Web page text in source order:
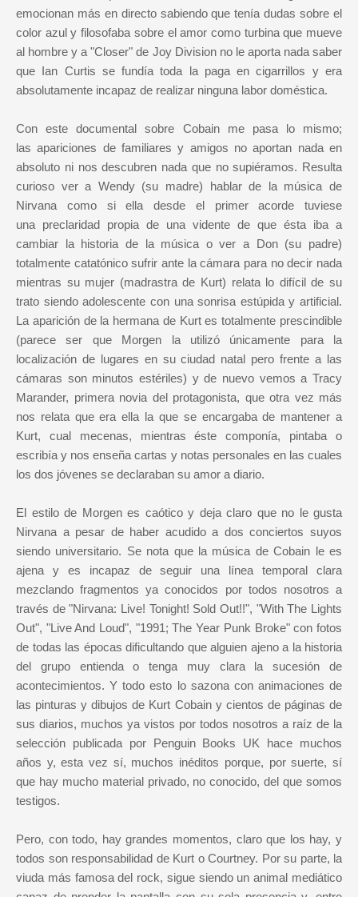
emocionan más en directo sabiendo que tenía dudas sobre el
color azul y filosofaba sobre el amor como turbina que mueve
al hombre y a "Closer" de Joy Division no le aporta nada saber
que Ian Curtis se fundía toda la paga en cigarrillos y era
absolutamente incapaz de realizar ninguna labor doméstica.
Con este documental sobre Cobain me pasa lo mismo;
las apariciones de familiares y amigos no aportan nada en
absoluto ni nos descubren nada que no supiéramos. Resulta
curioso ver a Wendy (su madre) hablar de la música de
Nirvana como si ella desde el primer acorde tuviese
una preclaridad propia de una vidente de que ésta iba a
cambiar la historia de la música o ver a Don (su padre)
totalmente catatónico sufrir ante la cámara para no decir nada
mientras su mujer (madrastra de Kurt) relata lo difícil de su
trato siendo adolescente con una sonrisa estúpida y artificial.
La aparición de la hermana de Kurt es totalmente prescindible
(parece ser que Morgen la utilizó únicamente para la
localización de lugares en su ciudad natal pero frente a las
cámaras son minutos estériles) y de nuevo vemos a Tracy
Marander, primera novia del protagonista, que otra vez más
nos relata que era ella la que se encargaba de mantener a
Kurt, cual mecenas, mientras éste componía, pintaba o
escribía y nos enseña cartas y notas personales en las cuales
los dos jóvenes se declaraban su amor a diario.
El estilo de Morgen es caótico y deja claro que no le gusta
Nirvana a pesar de haber acudido a dos conciertos suyos
siendo universitario. Se nota que la música de Cobain le es
ajena y es incapaz de seguir una línea temporal clara
mezclando fragmentos ya conocidos por todos nosotros a
través de "Nirvana: Live! Tonight! Sold Out!!", "With The Lights
Out", "Live And Loud", "1991; The Year Punk Broke" con fotos
de todas las épocas dificultando que alguien ajeno a la historia
del grupo entienda o tenga muy clara la sucesión de
acontecimientos. Y todo esto lo sazona con animaciones de
las pinturas y dibujos de Kurt Cobain y cientos de páginas de
sus diarios, muchos ya vistos por todos nosotros a raíz de la
selección publicada por Penguin Books UK hace muchos
años y, esta vez sí, muchos inéditos porque, por suerte, sí
que hay mucho material privado, no conocido, del que somos
testigos.
Pero, con todo, hay grandes momentos, claro que los hay, y
todos son responsabilidad de Kurt o Courtney. Por su parte, la
viuda más famosa del rock, sigue siendo un animal mediático